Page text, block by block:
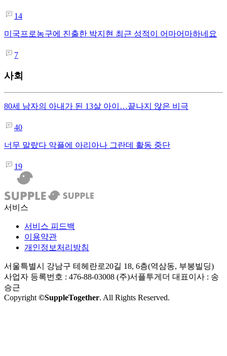
14
미국프로농구에 진출한 박지현 최근 성적이 어마어마하네요
7
사회
80세 남자의 아내가 된 13살 아이…끝나지 않은 비극
40
너무 말랐다 악플에 아리아나 그란데 활동 중단
19
서비스
서비스 피드백
이용약관
개인정보처리방침
서울특별시 강남구 테헤란로20길 18, 6층(역삼동, 부봉빌딩)
사업자 등록번호 : 476-88-03008 (주)서플투게더 대표이사 : 송
승근
Copyright ©SuppleTogether. All Rights Reserved.